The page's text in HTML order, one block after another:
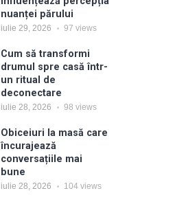
nuanței părului
iulie 29, 2026 97 views
Cum să transformi
drumul spre casă într-
un ritual de
deconectare
iulie 28, 2026 98 views
Obiceiuri la masă care
încurajează
conversațiile mai
bune
iulie 28, 2026 104 views